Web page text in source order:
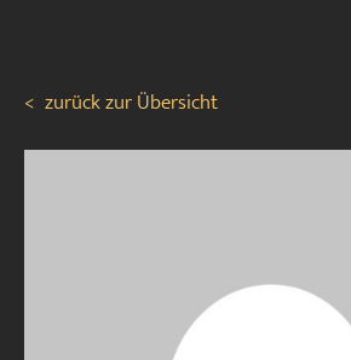
< zurück zur Übersicht